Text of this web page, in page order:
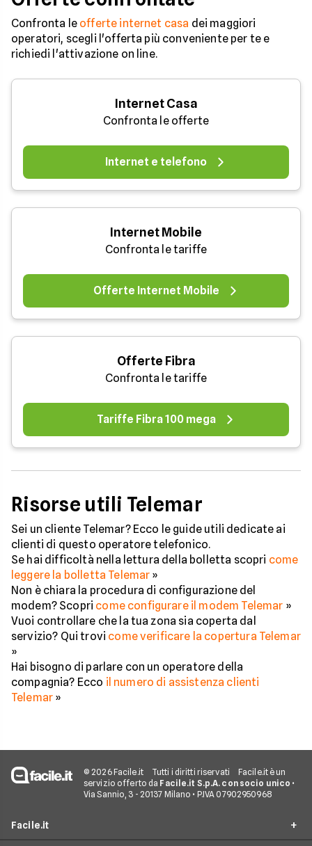
Confronta le offerte internet casa dei maggiori
operatori, scegli l'offerta più conveniente per te e
richiedi l'attivazione on line.
Internet Casa
Confronta le offerte
Internet e telefono
Internet Mobile
Confronta le tariffe
Offerte Internet Mobile
Offerte Fibra
Confronta le tariffe
Tariffe Fibra 100 mega
Risorse utili Telemar
Sei un cliente Telemar? Ecco le guide utili dedicate ai
clienti di questo operatore telefonico.
Se hai difficoltà nella lettura della bolletta scopri come
leggere la bolletta Telemar »
Non è chiara la procedura di configurazione del
modem? Scopri come configurare il modem Telemar »
Vuoi controllare che la tua zona sia coperta dal
servizio? Qui trovi come verificare la copertura Telemar
»
Hai bisogno di parlare con un operatore della
compagnia? Ecco il numero di assistenza clienti
Telemar »
© 2026 Facile.it Tutti i diritti riservati
Facile.it è un
servizio offerto da Facile.it S.p.A. con socio unico •
Via Sannio, 3 - 20137 Milano • P.IVA 07902950968
Facile.it